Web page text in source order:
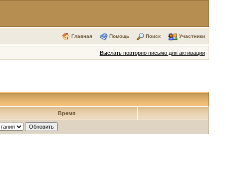
Главная Помощь Поиск Участники
Выслать повторно письмо для активации
Время